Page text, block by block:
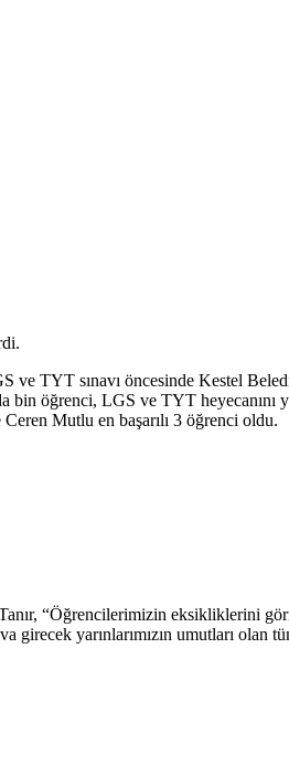
ve TYT sınavı öncesinde Kestel
bin öğrenci, LGS ve TYT heyecanını
Mutlu en başarılı 3 öğrenci oldu.
“Öğrencilerimizin eksikliklerini
girecek yarınlarımızın umutları olan